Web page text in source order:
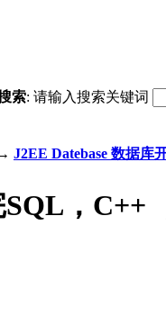
索: 请输入搜索关键词
J2EE Datebase 数据库
，C++